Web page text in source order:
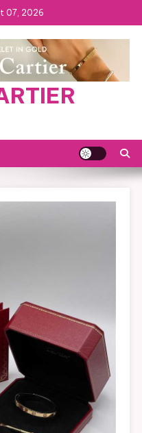
07, 2026